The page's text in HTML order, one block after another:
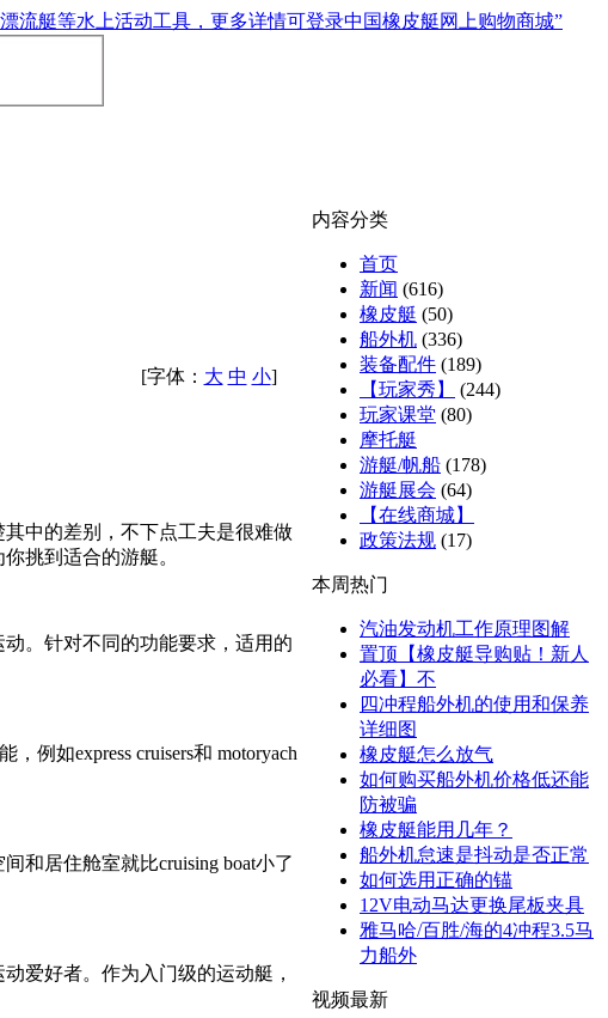
[字体： 大 中 小]
中的差别，不下点工夫是很难做
挑到适合的游艇。
。针对不同的功能要求，适用的
例如express cruisers和 motoryach
居住舱室就比cruising boat小了
爱好者。作为入门级的运动艇，
内容分类
首页
新闻 (616)
橡皮艇 (50)
船外机 (336)
装备配件 (189)
【玩家秀】
(244)
玩家课堂 (80)
摩托艇
游艇/帆船 (178)
游艇展会 (64)
【在线商城】
政策法规 (17)
本周热门
汽油发动机工作原理图解
置顶【橡皮艇导购贴！新人
必看】不
四冲程船外机的使用和保养
详细图
橡皮艇怎么放气
如何购买船外机价格低还能
防被骗
橡皮艇能用几年？
船外机怠速是抖动是否正常
如何选用正确的锚
12V电动马达更换尾板夹具
雅马哈/百胜/海的4冲程3.5马
力船外
视频最新